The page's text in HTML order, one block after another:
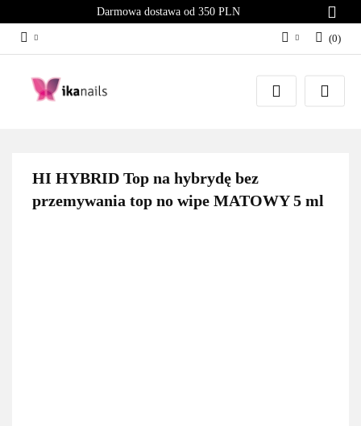
Darmowa dostawa od 350 PLN
Zaloguj się
Załóż konto
(0)
HI HYBRID Top na hybrydę bez
przemywania top no wipe MATOWY 5 ml